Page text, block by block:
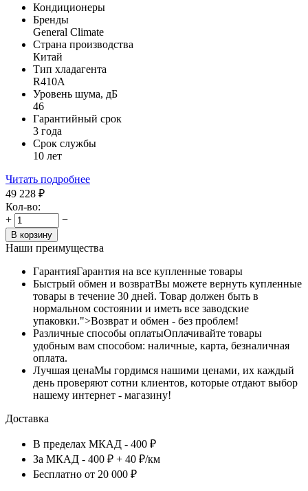
Кондиционеры
Бренды
General Climate
Страна производства
Китай
Тип хладагента
R410A
Уровень шума, дБ
46
Гарантийный срок
3 года
Срок службы
10 лет
Читать подробнее
49 228 ₽
Кол-во:
+
−
В корзину
Наши преимущества
ГарантияГарантия на все купленные товары
Быстрый обмен и возвратВы можете вернуть купленные
товары в течение 30 дней. Товар должен быть в
нормальном состоянии и иметь все заводские
упаковки.">Возврат и обмен - без проблем!
Различные способы оплатыОплачивайте товары
удобным вам способом: наличные, карта, безналичная
оплата.
Лучшая ценаМы гордимся нашими ценами, их каждый
день проверяют сотни клиентов, которые отдают выбор
нашему интернет - магазину!
Доставка
В пределах МКАД - 400 ₽
За МКАД - 400 ₽ + 40 ₽/км
Бесплатно от 20 000 ₽